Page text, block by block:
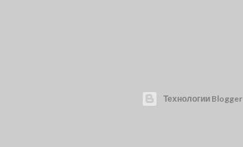
Технологии Blogger